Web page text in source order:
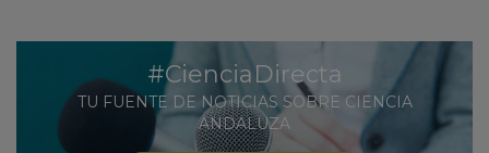
#CienciaDirecta
TU FUENTE DE NOTICIAS SOBRE CIENCIA
ANDALUZA